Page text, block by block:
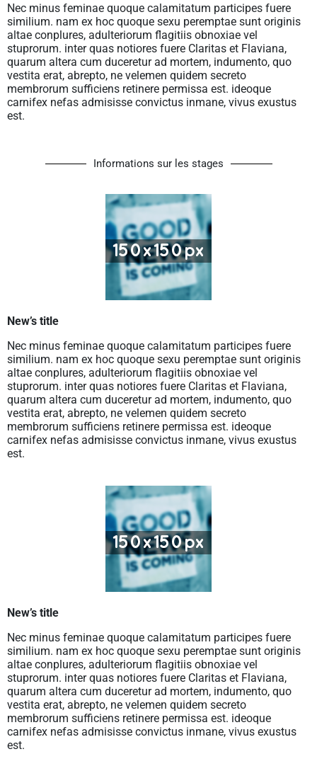
Nec minus feminae quoque calamitatum participes fuere
similium. nam ex hoc quoque sexu peremptae sunt originis
altae conplures, adulteriorum flagitiis obnoxiae vel
stuprorum. inter quas notiores fuere Claritas et Flaviana,
quarum altera cum duceretur ad mortem, indumento, quo
vestita erat, abrepto, ne velemen quidem secreto
membrorum sufficiens retinere permissa est. ideoque
carnifex nefas admisisse convictus inmane, vivus exustus
est.
Informations sur les stages
New’s title
Nec minus feminae quoque calamitatum participes fuere
similium. nam ex hoc quoque sexu peremptae sunt originis
altae conplures, adulteriorum flagitiis obnoxiae vel
stuprorum. inter quas notiores fuere Claritas et Flaviana,
quarum altera cum duceretur ad mortem, indumento, quo
vestita erat, abrepto, ne velemen quidem secreto
membrorum sufficiens retinere permissa est. ideoque
carnifex nefas admisisse convictus inmane, vivus exustus
est.
New’s title
Nec minus feminae quoque calamitatum participes fuere
similium. nam ex hoc quoque sexu peremptae sunt originis
altae conplures, adulteriorum flagitiis obnoxiae vel
stuprorum. inter quas notiores fuere Claritas et Flaviana,
quarum altera cum duceretur ad mortem, indumento, quo
vestita erat, abrepto, ne velemen quidem secreto
membrorum sufficiens retinere permissa est. ideoque
carnifex nefas admisisse convictus inmane, vivus exustus
est.